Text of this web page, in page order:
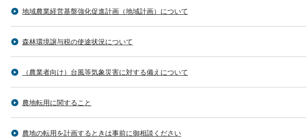
地域農業経営基盤強化促進計画（地域計画）について
森林環境譲与税の使途状況について
（農業者向け）台風等気象災害に対する備えについて
農地転用に関すること
農地の転用を計画するときは事前に御相談ください